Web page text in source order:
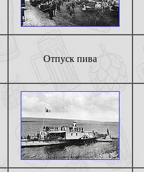
Отпуск пива